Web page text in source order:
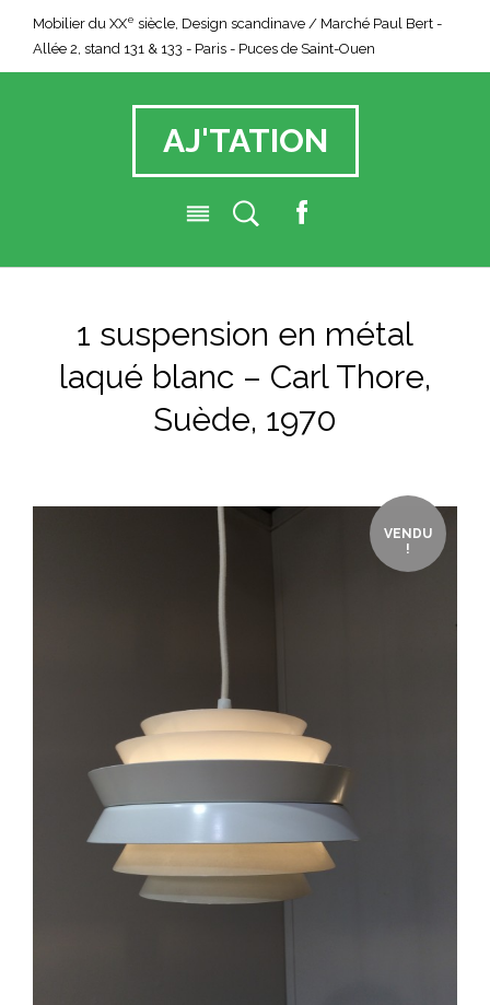
Mobilier du XXe siècle, Design scandinave / Marché Paul Bert -
Allée 2, stand 131 & 133 - Paris - Puces de Saint-Ouen
AJ'TATION
a
b
o
o
k
1 suspension en métal
laqué blanc – Carl Thore,
Suède, 1970
VENDU
!